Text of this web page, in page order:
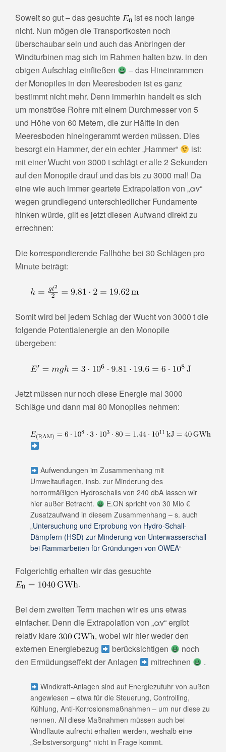
Soweit so gut – das gesuchte
ist es noch lange
nicht. Nun mögen die Transportkosten noch
überschaubar sein und auch das Anbringen der
Windturbinen mag sich im Rahmen halten bzw. in den
obigen Aufschlag einfließen
– das Hineinrammen
der Monopiles in den Meeresboden ist es ganz
bestimmt nicht mehr. Denn immerhin handelt es sich
um monströse Rohre mit einem Durchmesser von 5
und Höhe von 60 Metern, die zur Hälfte in den
Meeresboden hineingerammt werden müssen. Dies
besorgt ein Hammer, der ein echter „Hammer“
ist:
mit einer Wucht von 3000 t schlägt er alle 2 Sekunden
auf den Monopile drauf und das bis zu 3000 mal! Da
eine wie auch immer geartete Extrapolation von „αv“
wegen grundlegend unterschiedlicher Fundamente
hinken würde, gilt es jetzt diesen Aufwand direkt zu
errechnen:
Die korrespondierende Fallhöhe bei 30 Schlägen pro
Minute beträgt:
Somit wird bei jedem Schlag der Wucht von 3000 t die
folgende Potentialenergie an den Monopile
übergeben:
Jetzt müssen nur noch diese Energie mal 3000
Schläge und dann mal 80 Monopiles nehmen:
Aufwendungen im Zusammenhang mit
Umweltauflagen, insb. zur Minderung des
horrormäßigen Hydroschalls von 240 dbA lassen wir
hier außer Betracht.
E.ON spricht von 30 Mio €
Zusatzaufwand in diesem Zusammenhang – s. auch
„Untersuchung und Erprobung von Hydro‐Schall‐
Dämpfern (HSD) zur Minderung von Unterwasserschall
bei Rammarbeiten für Gründungen von OWEA“
Folgerichtig erhalten wir das gesuchte
.
Bei dem zweiten Term machen wir es uns etwas
einfacher. Denn die Extrapolation von „αv“ ergibt
relativ klare
, wobei wir hier weder den
externen Energiebezug
berücksichtigen
noch
den Ermüdungseffekt der Anlagen
mitrechnen .
Windkraft-Anlagen sind auf Energiezufuhr von außen
angewiesen – etwa für die Steuerung, Controlling,
Kühlung, Anti-Korrosionsmaßnahmen – um nur diese zu
nennen. All diese Maßnahmen müssen auch bei
Windflaute aufrecht erhalten werden, weshalb eine
„Selbstversorgung“ nicht in Frage kommt.